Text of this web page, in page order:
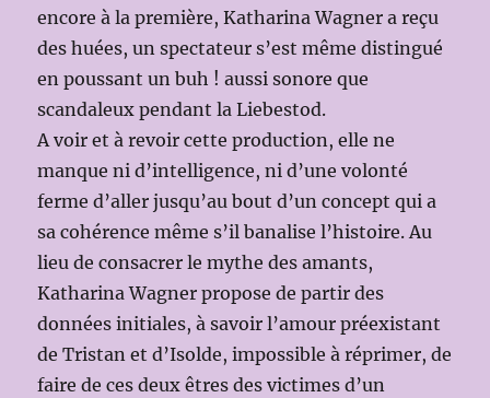
encore à la première, Katharina Wagner a reçu
des huées, un spectateur s’est même distingué
en poussant un buh ! aussi sonore que
scandaleux pendant la Liebestod.
A voir et à revoir cette production, elle ne
manque ni d’intelligence, ni d’une volonté
ferme d’aller jusqu’au bout d’un concept qui a
sa cohérence même s’il banalise l’histoire. Au
lieu de consacrer le mythe des amants,
Katharina Wagner propose de partir des
données initiales, à savoir l’amour préexistant
de Tristan et d’Isolde, impossible à réprimer, de
faire de ces deux êtres des victimes d’un